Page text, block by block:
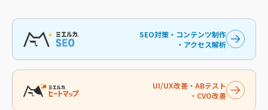
SEO対策・コンテンツ制作
・アクセス解析
UI/UX改善・ABテスト
・CVO改善